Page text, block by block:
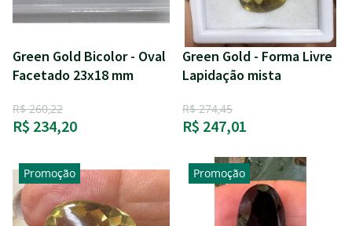
Green Gold Bicolor - Oval
Facetado 23x18 mm
R$ 260,22
R$ 234,20
Green Gold - Forma Livre
Lapidação mista
R$ 274,45
R$ 247,01
Promoção Promoção